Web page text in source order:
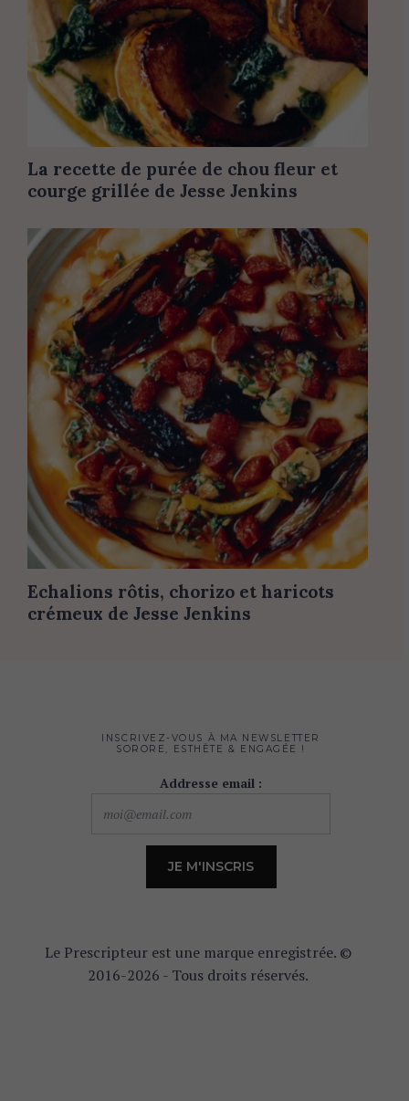
La recette de purée de chou fleur et
courge grillée de Jesse Jenkins
Echalions rôtis, chorizo et haricots
crémeux de Jesse Jenkins
INSCRIVEZ-VOUS À MA NEWSLETTER
SORORE, ESTHÈTE & ENGAGÉE !
Addresse email :
Le Prescripteur est une marque enregistrée. ©
2016-2026 - Tous droits réservés.